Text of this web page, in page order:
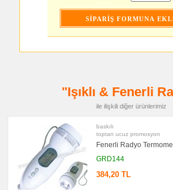
"Işıklı & Fenerli
ile ilişkili diğer ürünlerimiz
baskılı
toptan ucuz promosyon
Fenerli Radyo
GRD144
384,20 TL
PowerBank
Kalem
Seti
promosyon
Kalemlik
promosyon
Kartvizitlik